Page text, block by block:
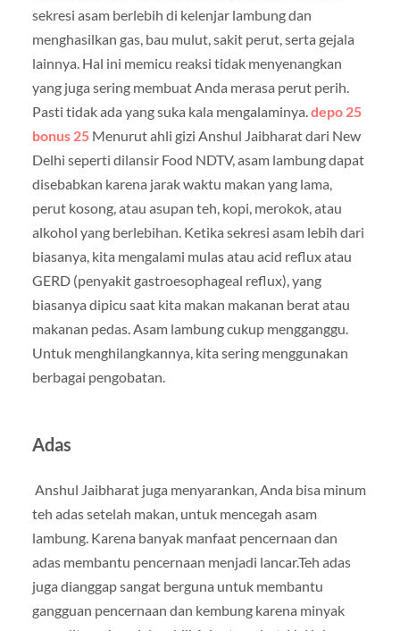
sekresi asam berlebih di kelenjar lambung dan
menghasilkan gas, bau mulut, sakit perut, serta gejala
lainnya. Hal ini memicu reaksi tidak menyenangkan
yang juga sering membuat Anda merasa perut perih.
Pasti tidak ada yang suka kala mengalaminya.depo 25
bonus 25Menurut ahli gizi Anshul Jaibharat dari New
Delhi seperti dilansir Food NDTV, asam lambung dapat
disebabkan karena jarak waktu makan yang lama,
perut kosong, atau asupan teh, kopi, merokok, atau
alkohol yang berlebihan. Ketika sekresi asam lebih dari
biasanya, kita mengalami mulas atau acid reflux atau
GERD (penyakit gastroesophageal reflux), yang
biasanya dipicu saat kita makan makanan berat atau
makanan pedas. Asam lambung cukup mengganggu.
Untuk menghilangkannya, kita sering menggunakan
berbagai pengobatan.
Adas
Anshul Jaibharat juga menyarankan, Anda bisa minum
teh adas setelah makan, untuk mencegah asam
lambung. Karena banyak manfaat pencernaan dan
adas membantu pencernaan menjadi lancar.Teh adas
juga dianggap sangat berguna untuk membantu
gangguan pencernaan dan kembung karena minyak